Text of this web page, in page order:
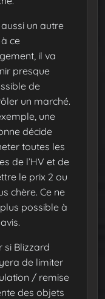
un autre
ce
il va
presque
de
un marché.
une
décide
toutes les
de l’HV et de
le prix 2 ou
chère. Ce ne
possible à
si Blizzard
de limiter
/ remise
des objets